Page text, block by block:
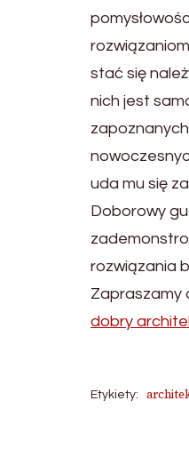
stać się
nich jest
uda mu się
Doborowy
rozwiązania
Zapraszamy
dobry
Etykiety: